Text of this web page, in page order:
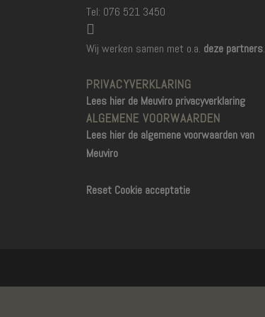
Tel: 076 521 3450
Wij werken samen met o.a. deze partners.
PRIVACYVERKLARING
Lees hier de Meuviro privacyverklaring
ALGEMENE VOORWAARDEN
Lees hier de algemene voorwaarden van
Meuviro
Reset Cookie acceptatie